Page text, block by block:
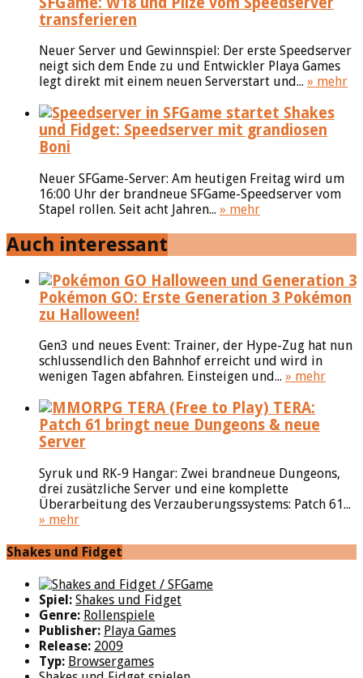
transferieren
Neuer Server und Gewinnspiel: Der erste Speedserver
neigt sich dem Ende zu und Entwickler Playa Games
legt direkt mit einem neuen Serverstart und... » mehr
Shakes
und Fidget: Speedserver mit grandiosen
Boni
Neuer SFGame-Server: Am heutigen Freitag wird um
16:00 Uhr der brandneue SFGame-Speedserver vom
Stapel rollen. Seit acht Jahren... » mehr
Auch interessant
Pokémon GO: Erste Generation 3 Pokémon
zu Halloween!
Gen3 und neues Event: Trainer, der Hype-Zug hat nun
schlussendlich den Bahnhof erreicht und wird in
wenigen Tagen abfahren. Einsteigen und... » mehr
TERA:
Patch 61 bringt neue Dungeons & neue
Server
Syruk und RK-9 Hangar: Zwei brandneue Dungeons,
drei zusätzliche Server und eine komplette
Überarbeitung des Verzauberungssystems: Patch 61...
» mehr
Shakes und Fidget
Spiel: Shakes und Fidget
Genre: Rollenspiele
Publisher: Playa Games
Release: 2009
Typ: Browsergames